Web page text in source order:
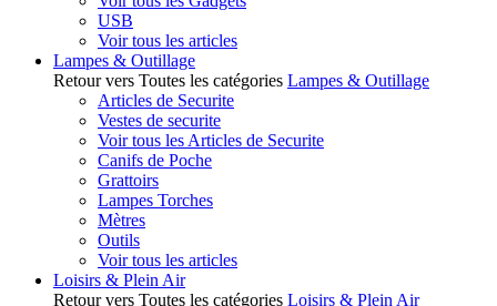
USB
Voir tous les articles
Lampes & Outillage
Retour vers Toutes les catégories Lampes & Outillage
Articles de Securite
Vestes de securite
Voir tous les Articles de Securite
Canifs de Poche
Grattoirs
Lampes Torches
Mètres
Outils
Voir tous les articles
Loisirs & Plein Air
Retour vers Toutes les catégories Loisirs & Plein Air